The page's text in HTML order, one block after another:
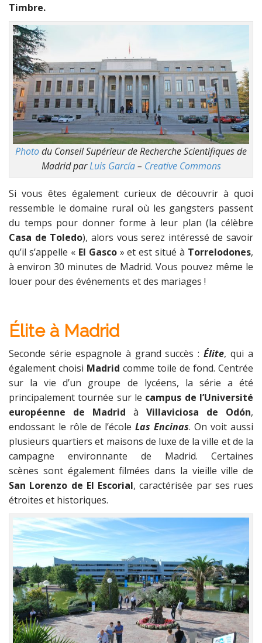
Timbre.
Photodu Conseil Supérieur de Recherche Scientifiques de
Madrid parLuis García– Creative Commons
Si vous êtes également curieux de découvrir à quoi
ressemble le domaine rural où les gangsters passent
du temps pour donner forme à leur plan (la célèbre
Casa de Toledo), alors vous serez intéressé de savoir
qu’il s’appelle « El Gasco» et est situé à Torrelodones,
à environ 30 minutes de Madrid. Vous pouvez même le
louer pour des événements et des mariages !
Élite à Madrid
Seconde série espagnole à grand succès :Élite, qui a
également choisi Madrid comme toile de fond. Centrée
sur la vie d’un groupe de lycéens, la série a été
principalement tournée sur le campus de l’Université
européenne de Madrid à Villaviciosa de Odón,
endossant le rôle de l’école Las Encinas. On voit aussi
plusieurs quartiers et maisons de luxe de la ville et de la
campagne environnante de Madrid. Certaines
scènes sont également filmées dans la vieille ville de
San Lorenzo de El Escorial, caractérisée par ses rues
étroites et historiques.